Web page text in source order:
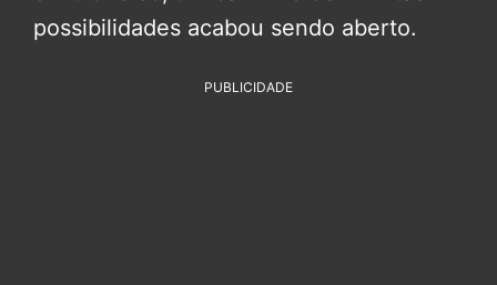
possibilidades acabou sendo aberto.
PUBLICIDADE